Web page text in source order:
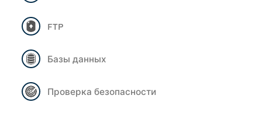
FTP
Базы данных
Проверка безопасности